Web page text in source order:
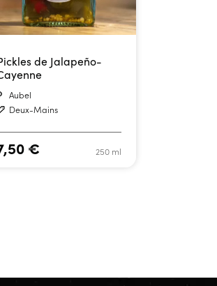
de Jalapeño-
Aubel
Deux-Mains
250 ml
€